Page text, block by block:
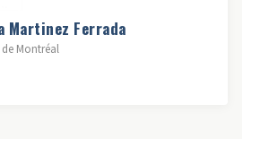
Martinez Ferrada
de Montréal